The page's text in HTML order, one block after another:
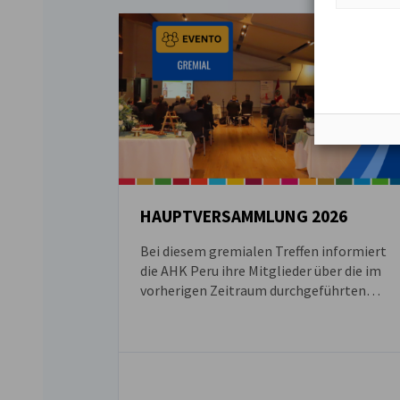
VERANSTALTUNG
HAUPTVERSAMMLUNG 2026
Bei diesem gremialen Treffen informiert
die AHK Peru ihre Mitglieder über die im
vorherigen Zeitraum durchgeführten